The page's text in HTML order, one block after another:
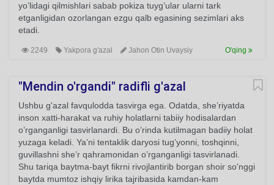
yo’lidagi qilmishlari sabab pokiza tuyg’ular ularni tark
etganligidan ozorlangan ezgu qalb egasining sezimlari aks
etadi.
2249 Yakpora g'azal Jahon Otin Uvaysiy O'qing
"Mendin o'rgandi" radifli g'azal
Ushbu g'azal favqulodda tasvirga ega. Odatda, she’riyatda
inson xatti-harakat va ruhiy holatlarni tabiiy hodisalardan
o’rganganligi tasvirlanardi. Bu o’rinda kutilmagan badiiy holat
yuzaga keladi. Ya’ni tentaklik daryosi tug’yonni, toshqinni,
guvillashni she’r qahramonidan o’rganganligi tasvirlanadi.
Shu tariqa baytma-bayt fikrni rivojlantirib borgan shoir so'nggi
baytda mumtoz ishqiy lirika tajribasida kamdan-kam